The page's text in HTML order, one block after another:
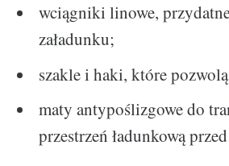
wciągniki linowe,
załadunku;
szakle i haki, które
maty antypoślizgowe do
przestrzeń ładunkową